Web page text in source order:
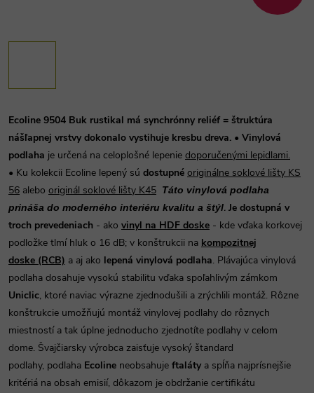
Ecoline 9504 Buk rustikal má synchrónny reliéf = štruktúra
nášľapnej vrstvy dokonalo vystihuje kresbu dreva. • Vinylová
podlaha je určená na celoplošné lepenie doporučenými lepidlami.
• Ku kolekcii Ecoline lepený sú dostupné originálne soklové lišty KS
56 alebo originál soklové lišty K45 Táto vinylová podlaha
prináša do moderného interiéru kvalitu a štýl. Je dostupná v
troch prevedeniach - ako vinyl na HDF doske - kde vďaka korkovej
podložke tlmí hluk o 16 dB; v konštrukcii na kompozitnej
doske (RCB) a aj ako lepená vinylová podlaha. Plávajúca vinylová
podlaha dosahuje vysokú stabilitu vďaka spoľahlivým zámkom
Uniclic, ktoré naviac výrazne zjednodušili a zrýchlili montáž. Rôzne
konštrukcie umožňujú montáž vinylovej podlahy do rôznych
miestností a tak úplne jednoducho zjednotíte podlahy v celom
dome. Švajčiarsky výrobca zaisťuje vysoký štandard
podlahy, podlaha Ecoline neobsahuje ftaláty a spĺňa najprísnejšie
kritériá na obsah emisií, dôkazom je obdržanie certifikátu